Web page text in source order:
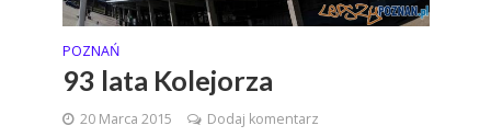
POZNAŃ
93 lata Kolejorza
20 Marca 2015 Dodaj komentarz